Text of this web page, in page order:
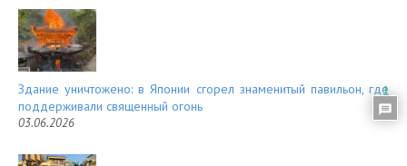
Здание уничтожено: в Японии сгорел знаменитый павильон, где
поддерживали священный огонь
03.06.2026
1